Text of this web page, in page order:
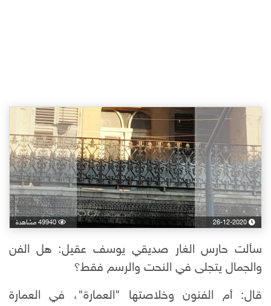
26-12-2020 49940 مشاهدة
سألت حارس الغار صديقي يوسف عقيل: هل الفن
والجمال يتجلى في النحت والرسم فقط؟
قال: أم الفنون وخلاصتها "العمارة"، في العمارة